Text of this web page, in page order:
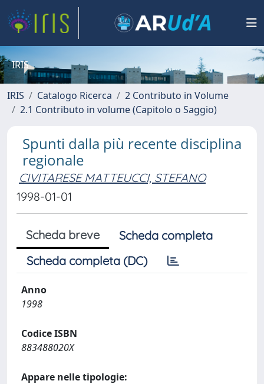
IRIS
IRIS Catalogo Ricerca
2 Contributo in Volume
2.1 Contributo in volume (Capitolo o Saggio)
Spunti dalla più recente disciplina
regionale
CIVITARESE MATTEUCCI, STEFANO
1998-01-01
Scheda breve
Scheda completa
Scheda completa (DC)
Anno
1998
Codice ISBN
883488020X
Appare nelle tipologie: